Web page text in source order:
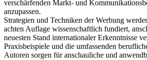
verschärfenden Markt- und
anzupassen.
Strategien und Techniken der Werbung
achten Auflage wissenschaftlich fundiert,
neuesten Stand internationaler Erkenntnisse
Praxisbeispiele und die umfassenden
Autoren sorgen für anschauliche und